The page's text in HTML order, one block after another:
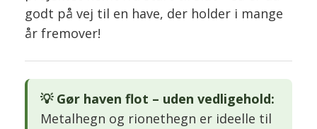
godt på vej til en have, der holder i mange
år fremover!
💡 Gør haven flot – uden vedligehold:
Metalhegn og rionethegn er ideelle til